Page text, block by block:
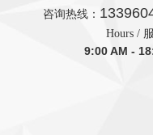
咨询热线：
Hours /
9:00 AM -